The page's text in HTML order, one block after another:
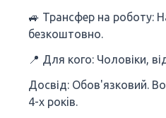
🚙 Трансфер на роботу:
безкоштовно.
📍 Для кого: Чоловіки,
Досвід: Обов'язковий.
4-х рокiв.